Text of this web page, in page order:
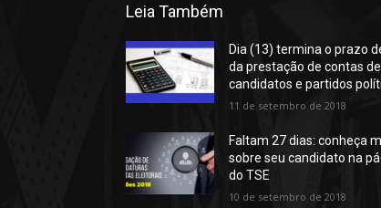
Leia Também
Dia (13) termina o prazo
da prestação de contas de
candidatos e partidos
11 de setembro de 2018
Faltam 27 dias: conheça
sobre seu candidato na
do TSE
10 de setembro de 2018